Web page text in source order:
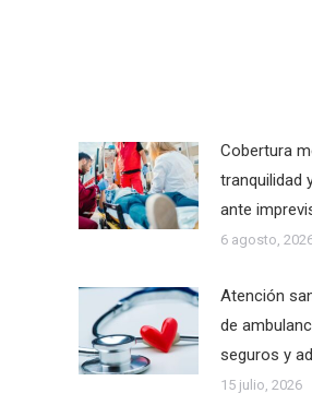
Cobertura
tranquilidad
ante
6 agosto,
Atención
de
seguros y
15 julio, 2026